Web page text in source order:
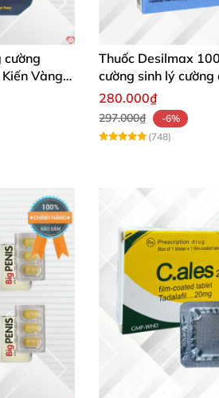
cường
Vàng
Thuốc Desilmax
cường sinh lý
280.000₫
297.000₫
-6%
(748)